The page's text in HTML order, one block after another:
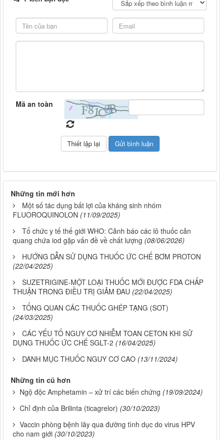
Mã an toàn
Những tin mới hơn
Một số tác dụng bất lợi của kháng sinh nhóm
FLUOROQUINOLON (11/09/2025)
Tổ chức y tế thế giới WHO: Cảnh báo các lô thuốc cản
quang chứa iod gặp vấn đề về chất lượng (08/06/2026)
HƯỚNG DẪN SỬ DỤNG THUỐC ỨC CHẾ BƠM PROTON
(22/04/2025)
SUZETRIGINE-MỘT LOẠI THUỐC MỚI ĐƯỢC FDA CHẤP
THUẬN TRONG ĐIỀU TRỊ GIẢM ĐAU (22/04/2025)
TỔNG QUAN CÁC THUỐC GHÉP TẠNG (SOT)
(24/03/2025)
CÁC YẾU TỐ NGUY CƠ NHIỄM TOAN CETON KHI SỬ
DỤNG THUỐC ỨC CHẾ SGLT-2 (16/04/2025)
DANH MỤC THUỐC NGUY CƠ CAO (13/11/2024)
Những tin cũ hơn
Ngộ độc Amphetamin – xử trí các biến chứng (19/09/2024)
Chỉ định của Brilinta (ticagrelor) (30/10/2023)
Vaccin phòng bệnh lây qua đường tình dục do virus HPV
cho nam giới (30/10/2023)